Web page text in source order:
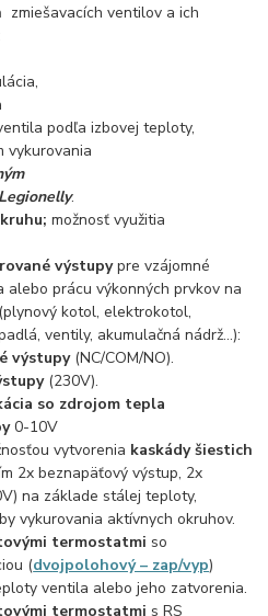
zmiešavacích ventilov a ich
podľa izbovej teploty,
vykurovania
Legionelly.
možnosť využitia
výstupypre vzájomné
prácu výkonných prvkov na
kotol, elektrokotol,
ventily, akumulačná nádrž…):
výstupy(NC/COM/NO).
(230V).
so zdrojom tepla
0-10V
vytvorenia kaskády šiestich
2x beznapäťový výstup, 2x
na základe stálej teploty,
vykurovania aktívnych okruhov.
termostatmi so
(dvojpolohový – zap/vyp)
ventila alebo jeho zatvorenia.
termostatmi s RS